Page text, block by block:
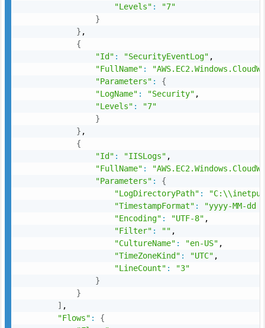
"Levels" :
"7"
}
} ,
{
"Id" : "SecurityEventLog" ,
"FullName" :
"Parameters" :
{
"LogName" : "Security" ,
"Levels" :
"7"
}
} ,
{
"Id" : "IISLogs" ,
"FullName" :
"Parameters" :
{
"LogDirectoryPath" :
"TimestampFormat" :
"yyyy-MM-dd
"Encoding" : "UTF-8" ,
"Filter" : "" ,
"CultureName" : "en-US" ,
"TimeZoneKind" : "UTC" ,
"LineCount" :
"3"
}
}
] ,
"Flows" :
{